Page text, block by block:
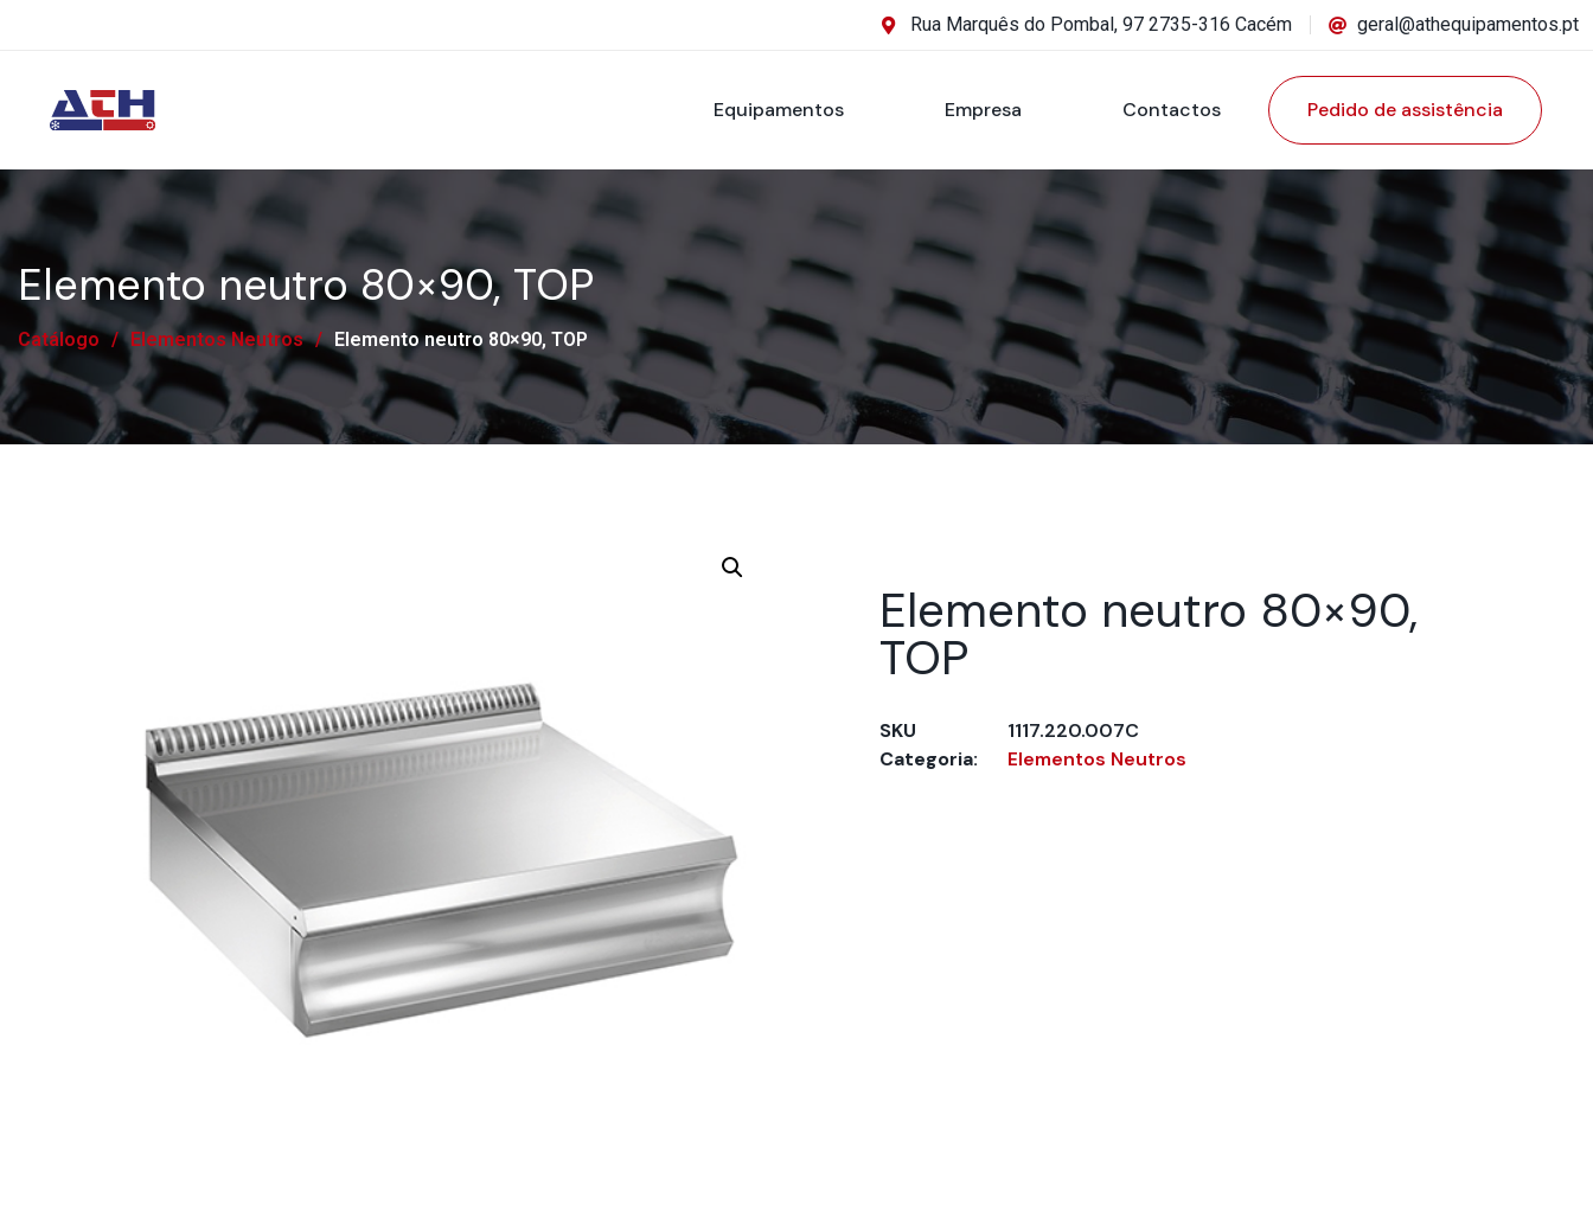
Rua Marquês do Pombal, 97 2735-316 Cacém geral@athequipamentos.pt
Equipamentos Empresa Contactos Pedido de assistência
Elemento neutro 80×90, TOP
Catálogo / Elementos Neutros / Elemento neutro 80×90, TOP
Elemento neutro 80×90,
TOP
SKU
1117.220.007C
Categoria:
Elementos Neutros